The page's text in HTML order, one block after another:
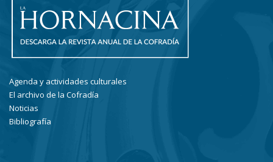
Agenda y actividades culturales
El archivo de la Cofradía
Noticias
Bibliografía